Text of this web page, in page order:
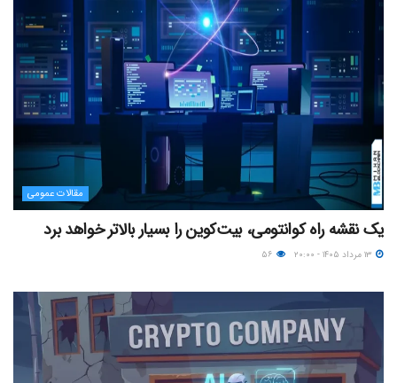
مقالات عمومی
یک نقشه راه کوانتومی، بیت‌کوین را بسیار بالاتر خواهد برد